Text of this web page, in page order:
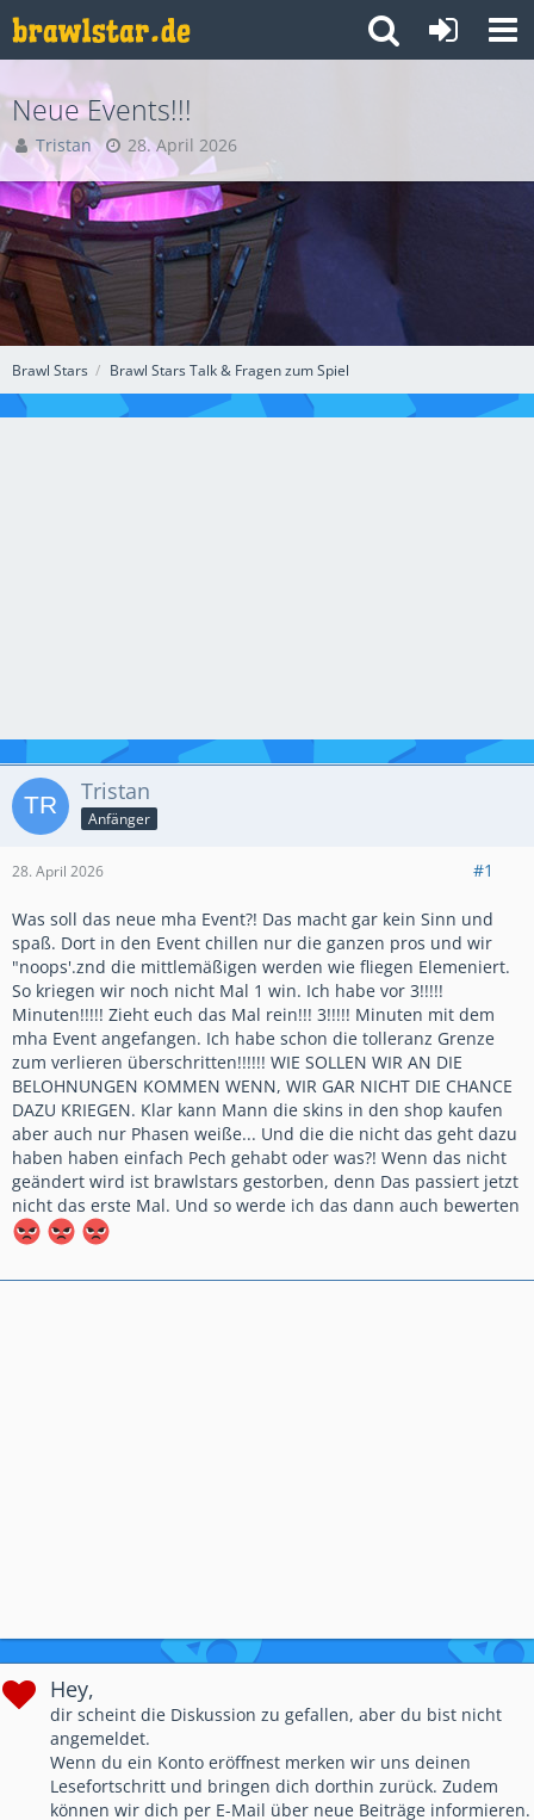
Brawl Stars Brawl Stars Talk & Fragen zum Spiel
Neue Events!!!
Tristan 28. April 2026
Tristan
Anfänger
28. April 2026 #1
Was soll das neue mha Event?! Das macht gar kein Sinn und
spaß. Dort in den Event chillen nur die ganzen pros und wir
"noops'.znd die mittlemäßigen werden wie fliegen Elemeniert.
So kriegen wir noch nicht Mal 1 win. Ich habe vor 3!!!!!
Minuten!!!!! Zieht euch das Mal rein!!! 3!!!!! Minuten mit dem
mha Event angefangen. Ich habe schon die tolleranz Grenze
zum verlieren überschritten!!!!!! WIE SOLLEN WIR AN DIE
BELOHNUNGEN KOMMEN WENN, WIR GAR NICHT DIE CHANCE
DAZU KRIEGEN. Klar kann Mann die skins in den shop kaufen
aber auch nur Phasen weiße... Und die die nicht das geht dazu
haben haben einfach Pech gehabt oder was?! Wenn das nicht
geändert wird ist brawlstars gestorben, denn Das passiert jetzt
nicht das erste Mal. Und so werde ich das dann auch bewerten
Hey,
dir scheint die Diskussion zu gefallen, aber du bist nicht
angemeldet.
Wenn du ein Konto eröffnest merken wir uns deinen
Lesefortschritt und bringen dich dorthin zurück. Zudem
können wir dich per E-Mail über neue Beiträge informieren.